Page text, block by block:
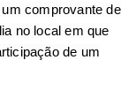
comprovante de
no local em que
de um